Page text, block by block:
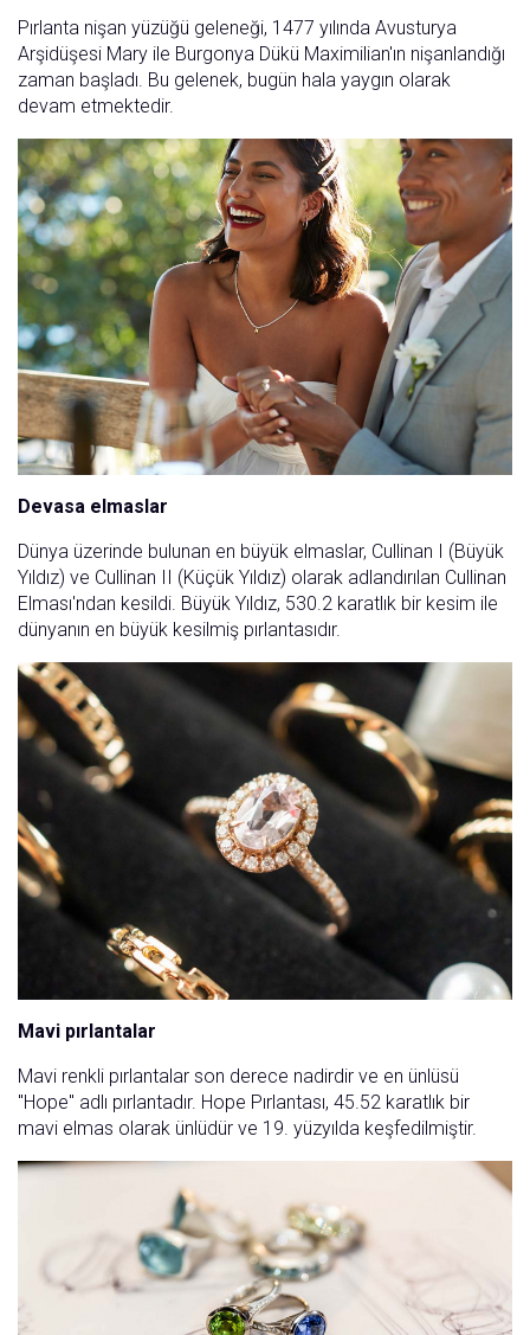
Pırlanta nişan yüzüğü geleneği, 1477 yılında Avusturya
Arşidüşesi Mary ile Burgonya Dükü Maximilian'ın nişanlandığı
zaman başladı. Bu gelenek, bugün hala yaygın olarak
devam etmektedir.
Devasa elmaslar
Dünya üzerinde bulunan en büyük elmaslar, Cullinan I (Büyük
Yıldız) ve Cullinan II (Küçük Yıldız) olarak adlandırılan Cullinan
Elması'ndan kesildi. Büyük Yıldız, 530.2 karatlık bir kesim ile
dünyanın en büyük kesilmiş pırlantasıdır.
Mavi pırlantalar
Mavi renkli pırlantalar son derece nadirdir ve en ünlüsü
"Hope" adlı pırlantadır. Hope Pırlantası, 45.52 karatlık bir
mavi elmas olarak ünlüdür ve 19. yüzyılda keşfedilmiştir.